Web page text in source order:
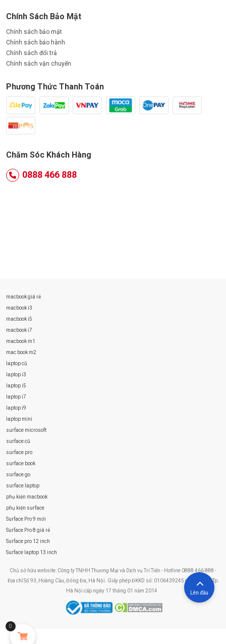
Chính Sách Bảo Mật
Chính sách bảo mật
Chính sách bảo hành
Chính sách đổi trả
Chính sách vận chuyển
Phương Thức Thanh Toán
Chăm Sóc Khách Hàng
0888 466 888
macbook giá rẻ
macbook i3
macbook i5
macbook i7
macbook m1
mac book m2
laptop cũ
laptop i3
laptop i5
laptop i7
laptop i9
laptop mini
surface microsoft
surface cũ
surface pro
surface book
surface go
surface laptop
phụ kiện macbook
phụ kiện surface
Surface Pro 9 mới
Surface Pro 8 giá rẻ
Surface pro 12 inch
Surface laptop 13 inch
Chủ sở hữu website: Công ty TNHH Thương Mại và Dịch vụ Trí Tiến - Hotline 0888 466 888 -
Địa chỉ Số 93, Hoàng Cầu, Đống Đa, Hà Nội. Giấy phép ĐKKD số: 0106439245 do Sở KHĐT Tp.
Hà Nội cấp ngày 17 tháng 01 năm 2014
0
Lên đầu